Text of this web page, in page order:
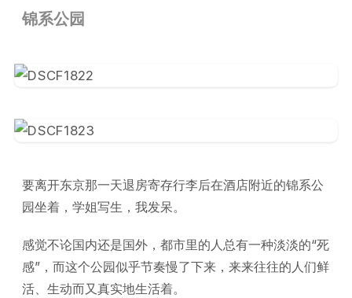
锦系公园
要离开东京那一天退房寄存行李后在酒店附近的锦系公
园坐着，学姐写生，我发呆。
感觉不论国内还是国外，都市里的人总有一种淡淡的“死
感”，而这个公园似乎节奏慢了下来，来来往往的人们鲜
活、生动而又真实地生活着。